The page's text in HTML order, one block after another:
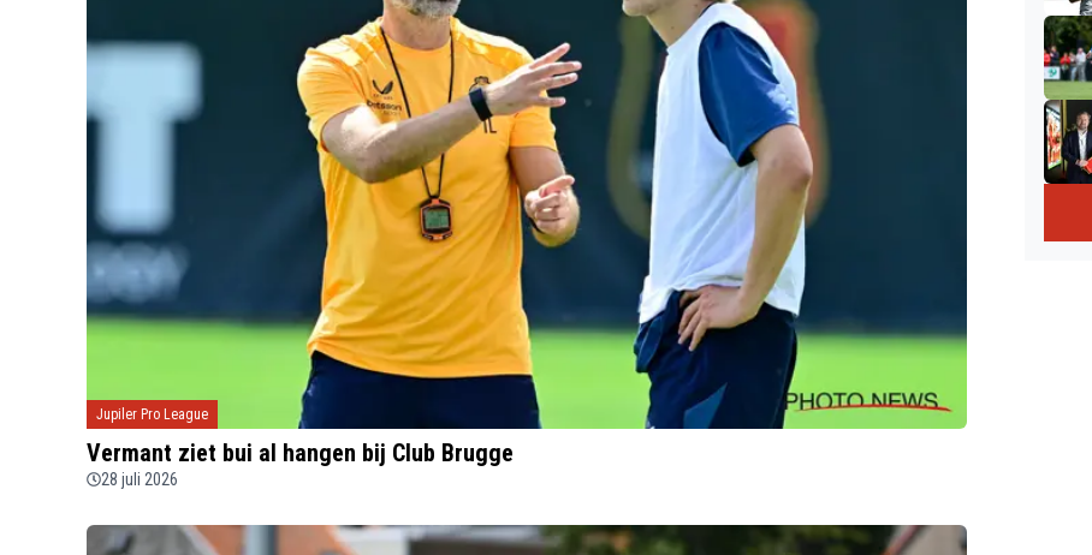
Jupiler Pro League
Vermant ziet bui al hangen bij Club Brugge
28 juli 2026